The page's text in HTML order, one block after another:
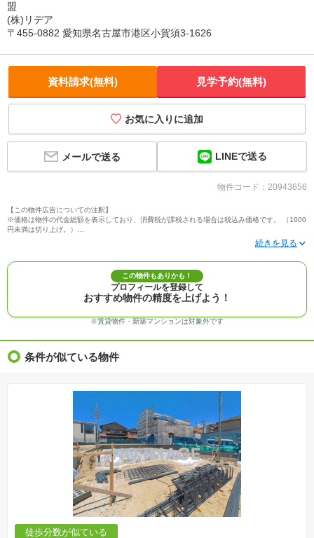
盟
(株)リデア
〒455-0882 愛知県名古屋市港区小賀須3-1626
資料請求(無料) 見学予約(無料)
お気に入りに追加
メールで送る LINEで送る
物件コード：20943656
【この物件広告についての注釈】
※価格は物件の代金総額を表示しており、消費税が課税される場合は税込み価格です。 （1000
円未満は切り上げ。）
※写真に写っている、またはパース（絵）や間取り図に描かれている家具や車などは、特にコ
※建築条件付き土地価格には、建物価格は含まれません。
※物件情報は、原則として情報提供日の２日前に最終確認した情報です。
※完成予想図はいずれも外構、植栽、外観等実際のものとは多少異なることがあります。
※モデルルーム・モデルハウス・展示場・ショールームの画像の場合、今回販売の物件と異な
※ＣＧ合成の画像の場合、実際とは多少異なる場合があります。
※物件特徴：販売戸数が複数の物件は、全ての住戸に該当しない項目もあります。
※価格更新：物件価格が変更された日から１週間表示されます。
※建築条件土地の情報内に掲載されている、建物プラン例は、土地購入者の設計プランの参考
の一例であって、プランの採用可否は任意です。
※土地（建築条件なし）で「建物プラン例」が表記してある時、そのプラン例は特定の建築請
負会社によるもので、当該建築請負会社以外で建てた場合、同様のものが同価格で建てられる
とは限りません。また建築請負会社を特定するものではありません。
※建築条件付き土地とは、その土地に建築する建物の建築請負契約が、一定期間内に成立する
ことを条件として売買される土地のことをいいます。建築請負契約成立に向けて設計プランを
協議するため、土地購入者が自己の希望する建物の設計協議をするために必要な相当の期間の
交渉期間が設定され、その期間内で希望を満たすプランが実現できたかどうかにより結論を出
します。なお、この期間は概ね3ヶ月程度とされています。納得のいくプランが出来ず、建築請
負契約が成立しない場合、土地売買契約は白紙に戻り、土地契約にかかった代金（土地代金、
手付金など）は名目のいかんに関わらず、全て返却されます。
※課税対象物件の「価格」や「費用等」は消費税込みの「総額表示」で統一しています。
※「本体価格」とは、課税対象物件においては「消費税を除いた建物価格」と「土地価格」の
合計額を指します。
この物件もありかも！
プロフィールを登録して
おすすめ物件の精度を上げよう！
※賃貸物件・新築マンションは対象外です
条件が似ている物件
徒歩分数が似ている